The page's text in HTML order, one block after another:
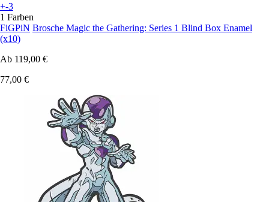
+-3
1 Farben
FiGPiN Brosche Magic the Gathering: Series 1 Blind Box Enamel
(x10)
Ab 119,00 €
77,00 €